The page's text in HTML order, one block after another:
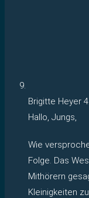
Brigitte Heyer
Hallo, Jungs,
Wie
Folge. Das
Mithörern
Kleinigkeiten